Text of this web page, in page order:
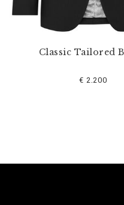
Classic Tailored
€ 2.200